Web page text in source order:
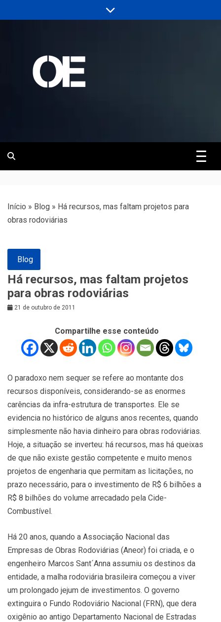
to
Revista | O
Empreiteiro
Início » Blog » Há recursos, mas faltam projetos para
obras rodoviárias
Blog
Há recursos, mas faltam projetos
para obras rodoviárias
21 de outubro de 2011
Compartilhe esse conteúdo
O paradoxo nem sequer se refere ao montante dos
recursos disponíveis, considerando-se as enormes
carências da infra-estrutura de transportes. Ele se
evidencia no histórico de alguns anos recentes, quando
simplesmente não havia dinheiro para obras rodoviárias.
Hoje, a situação se inverteu: há recursos, mas há queixas
de que não existe gestão competente e muito menos
projetos de engenharia que permitam as licitações, no
prazo necessário, para o investimento de R$ 6 bilhões a
R$ 8 bilhões do volume arrecadado pela Cide-
Combustível.
Há 20 anos, quando a Associação Nacional das
Empresas de Obras Rodoviárias (Aneor) foi criada, e o
engenheiro Marcos Sant´Anna assumiu os destinos da
entidade, a malha rodoviária brasileira começou a viver
um prolongado jejum de investimentos. O governo
extinguira o Fundo Rodoviário Nacional (FRN), que dera
oxigênio ao antigo Departamento Nacional de Estradas